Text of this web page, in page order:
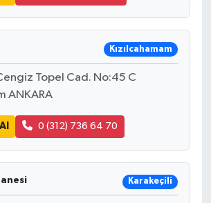
Kızılcahamam
Topel Cad. No:45 C
ANKARA
0 (312) 736 64 70
Karakeçili